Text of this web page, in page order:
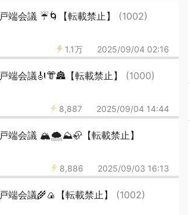
端会議 ☔🌀【転載禁止】 (1002)
1.1万 2025/09/04 02:16
端会議🎻👘🏯【転載禁止】 (1000)
8,887 2025/09/04 14:44
端会議 🏔️🌨️⛰️🦣【転載禁止】
8,886 2025/09/03 16:13
端会議🌾🍙【転載禁止】 (1002)